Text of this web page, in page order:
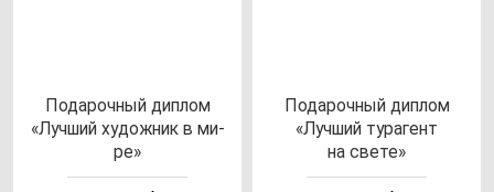
Пода­роч­ный дип­лом
«Луч­ший ху­дож­ник в ми­
ре»
Пода­роч­ный дип­лом
«Луч­ший ту­ра­гент
на све­те»